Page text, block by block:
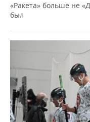
«Ракета» больше не
был